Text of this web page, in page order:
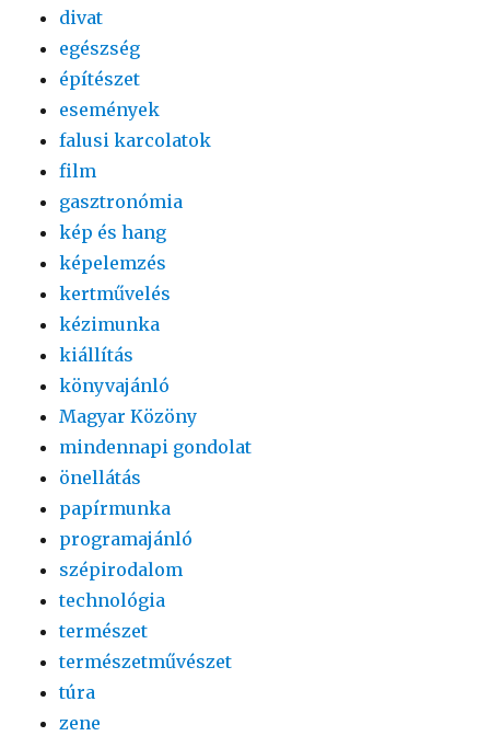
divat
egészség
építészet
események
falusi karcolatok
film
gasztronómia
kép és hang
képelemzés
kertművelés
kézimunka
kiállítás
könyvajánló
Magyar Közöny
mindennapi gondolat
önellátás
papírmunka
programajánló
szépirodalom
technológia
természet
természetművészet
túra
zene